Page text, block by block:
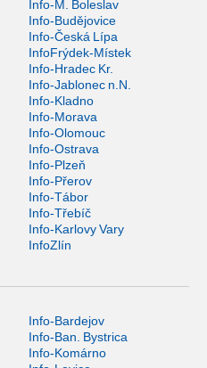
Info-M. Boleslav
Info-Budějovice
Info-Česká Lípa
InfoFrýdek-Místek
Info-Hradec Kr.
Info-Jablonec n.N.
Info-Kladno
Info-Morava
Info-Olomouc
Info-Ostrava
Info-Plzeň
Info-Přerov
Info-Tábor
Info-Třebíč
Info-Karlovy Vary
InfoZlín
Info-Bardejov
Info-Ban. Bystrica
Info-Komárno